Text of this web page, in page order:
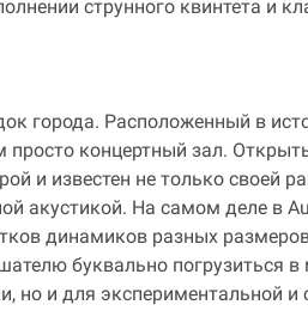
струнного квинтета и
города. Расположенный в
просто концертный зал.
и известен не только своей
акустикой. На самом деле в
динамиков разных
буквально погрузиться
но и для экспериментальной и